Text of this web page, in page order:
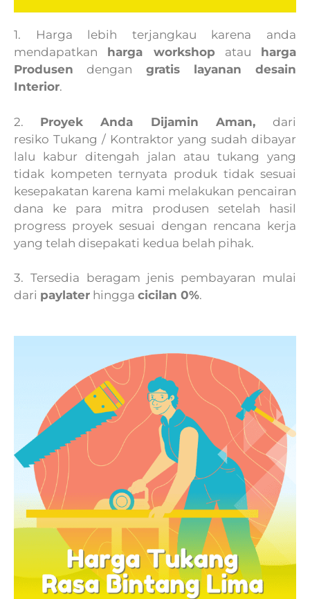
1. Harga lebih terjangkau karena anda
mendapatkan harga workshop atau harga
Produsen dengan gratis layanan desain
Interior.
2. Proyek Anda Dijamin Aman,dari
resiko Tukang / Kontraktor yang sudah dibayar
lalu kabur ditengah jalan atau tukang yang
tidak kompeten ternyata produk tidak sesuai
kesepakatan karena kami melakukan pencairan
dana ke para mitra produsen setelah hasil
progress proyek sesuai dengan rencana kerja
yang telah disepakati kedua belah pihak.
3. Tersedia beragam jenis pembayaran mulai
dari paylater hingga cicilan 0%.